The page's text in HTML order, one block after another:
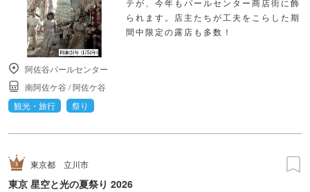
られます。店主たちが工夫をこらした期
間中限定の露店も多数！
阿佐谷パールセンター
南阿佐ケ谷 /阿佐ケ谷
観光・旅行
祭り
東京都 立川市
東京 星空と光の夏祭り 2026